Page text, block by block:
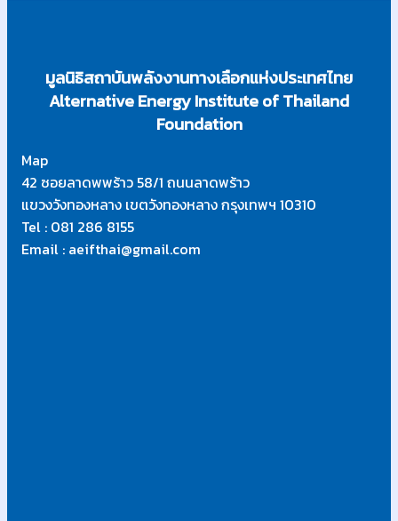
มูลนิธิสถาบันพลังงานทางเลือกแห่งประเทศไทย
Alternative Energy Institute of Thailand
Foundation
Map
42 ซอยลาดพพร้าว 58/1 ถนนลาดพร้าว
แขวงวังทองหลาง เขตวังทองหลาง กรุงเทพฯ 10310
Tel : 081 286 8155
Email : aeifthai@gmail.com